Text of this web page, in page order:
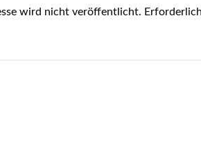
wird nicht veröffentlicht.